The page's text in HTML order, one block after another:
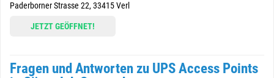
Paderborner Strasse 22, 33415 Verl
JETZT GEÖFFNET!
Fragen und Antworten zu UPS Access Points